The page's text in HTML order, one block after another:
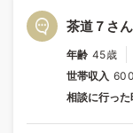
茶道７さん
年齢 45歳
世帯収入
相談に行った